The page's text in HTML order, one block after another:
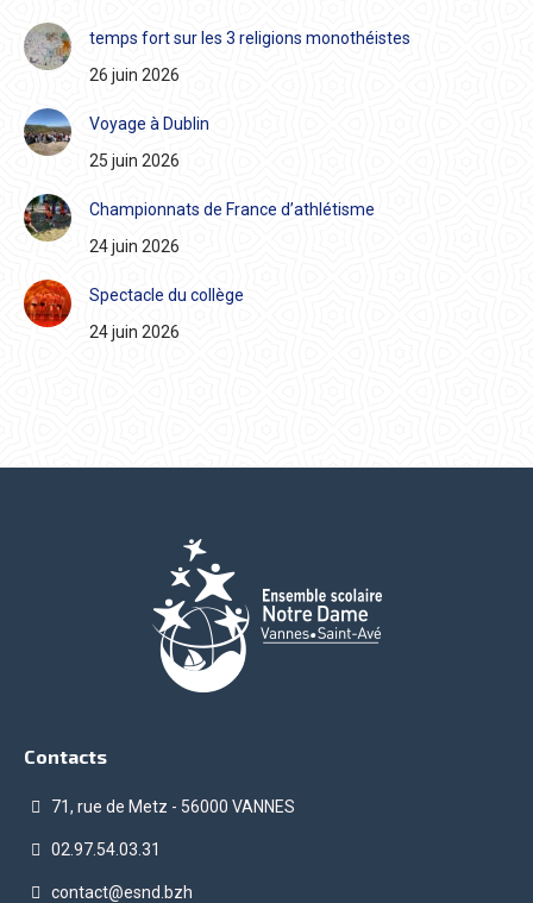
temps fort sur les 3 religions monothéistes
26 juin 2026
Voyage à Dublin
25 juin 2026
Championnats de France d’athlétisme
24 juin 2026
Spectacle du collège
24 juin 2026
Contacts
71, rue de Metz - 56000 VANNES
02.97.54.03.31
contact@esnd.bzh